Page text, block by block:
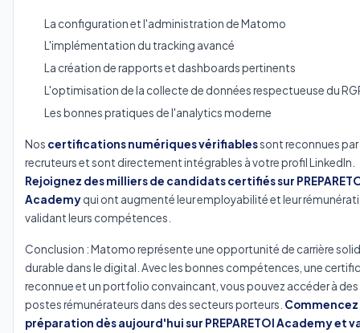
La configuration et l'administration de Matomo
L'implémentation du tracking avancé
La création de rapports et dashboards pertinents
L'optimisation de la collecte de données respectueuse du
Les bonnes pratiques de l'analytics moderne
Nos certifications numériques vérifiablessont reconnues par
recruteurs et sont directement intégrables à votre profil LinkedIn.
Rejoignez des milliers de candidats certifiés sur
Academyqui ont augmenté leur employabilité et leur
validant leurs compétences.
Conclusion : Matomo représente une opportunité de carrière
durable dans le digital. Avec les bonnes compétences, une
reconnue et un portfolio convaincant, vous pouvez accéder à des
postes rémunérateurs dans des secteurs porteurs.
préparation dès aujourd'hui sur PREPARETOI Academy et